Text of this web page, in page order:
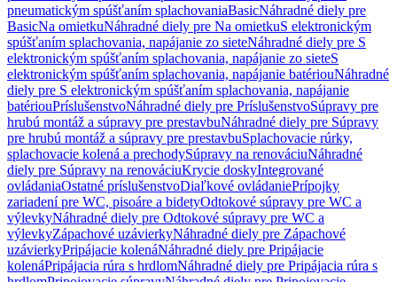
pneumatickým spúšťaním splachovaniaBasicNáhradné diely pre
BasicNa omietkuNáhradné diely pre Na omietkuS elektronickým
spúšťaním splachovania, napájanie zo sieteNáhradné diely pre S
elektronickým spúšťaním splachovania, napájanie zo sieteS
elektronickým spúšťaním splachovania, napájanie batériouNáhradné
diely pre S elektronickým spúšťaním splachovania, napájanie
batériouPríslušenstvoNáhradné diely pre PríslušenstvoSúpravy pre
hrubú montáž a súpravy pre prestavbuNáhradné diely pre Súpravy
pre hrubú montáž a súpravy pre prestavbuSplachovacie rúrky,
splachovacie kolená a prechodySúpravy na renováciuNáhradné
diely pre Súpravy na renováciuKrycie doskyIntegrované
ovládaniaOstatné príslušenstvoDiaľkové ovládaniePrípojky
zariadení pre WC, pisoáre a bidetyOdtokové súpravy pre WC a
výlevkyNáhradné diely pre Odtokové súpravy pre WC a
výlevkyZápachové uzávierkyNáhradné diely pre Zápachové
uzávierkyPripájacie kolenáNáhradné diely pre Pripájacie
kolenáPripájacia rúra s hrdlomNáhradné diely pre Pripájacia rúra s